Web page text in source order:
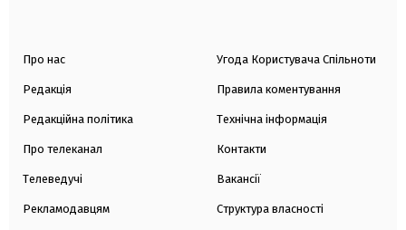
Про нас
Редакція
Редакційна політика
Про телеканал
Телеведучі
Рекламодавцям
Угода Користувача Спільноти
Правила коментування
Технічна інформація
Контакти
Вакансії
Структура власності